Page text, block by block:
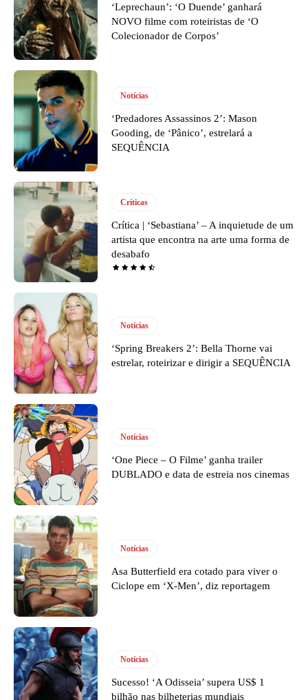
‘Leprechaun’: ‘O Duende’ ganhará
NOVO filme com roteiristas de ‘O
Colecionador de Corpos’
Notícias
‘Predadores Assassinos 2’: Mason
Gooding, de ‘Pânico’, estrelará a
SEQUÊNCIA
Críticas
Crítica | ‘Sebastiana’ – A inquietude de um
artista que encontra na arte uma forma de
desabafo
Notícias
‘Spring Breakers 2’: Bella Thorne vai
estrelar, roteirizar e dirigir a SEQUÊNCIA
Notícias
‘One Piece – O Filme’ ganha trailer
DUBLADO e data de estreia nos cinemas
Notícias
Asa Butterfield era cotado para viver o
Ciclope em ‘X-Men’, diz reportagem
Notícias
Sucesso! ‘A Odisseia’ supera US$ 1
bilhão nas bilheterias mundiais